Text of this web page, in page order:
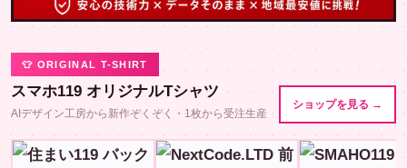
👕 ORIGINAL T-SHIRT
スマホ119 オリジナルTシャツ
AIデザイン工房から新作ぞくぞく・1枚から受注生産
ショップを見る →